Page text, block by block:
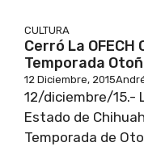
CULTURA
Cerró La OFECH
Temporada
12 Diciembre, 2015
12/diciembre/15.-
Estado de
Temporada de